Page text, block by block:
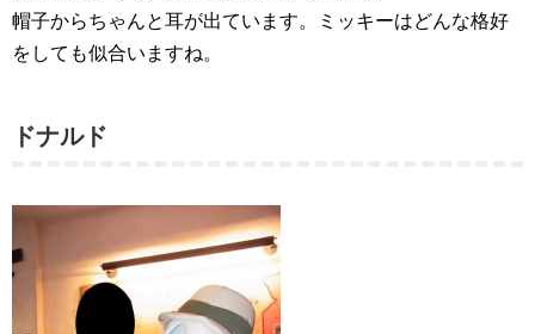
帽子からちゃんと耳が出ています。ミッキーはどんな格好
をしても似合いますね。
ドナルド